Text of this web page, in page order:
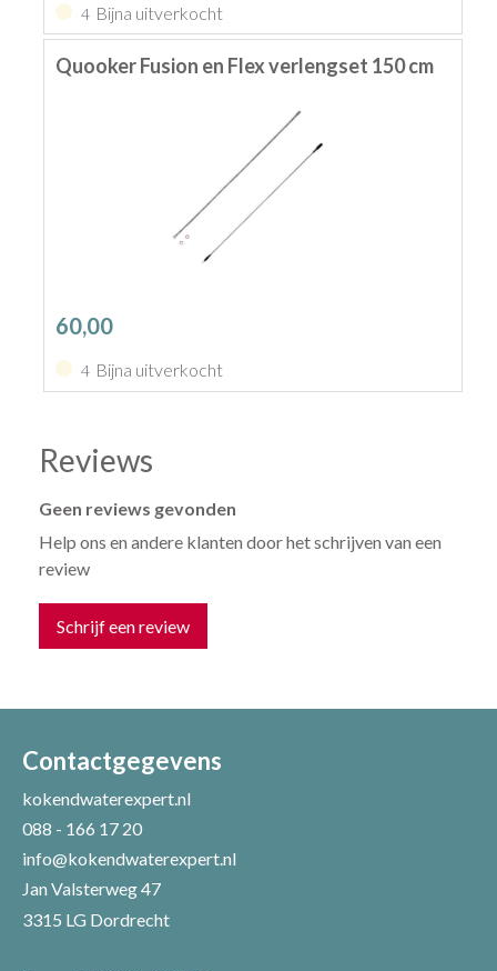
4 Bijna uitverkocht
Quooker Fusion en Flex verlengset 150 cm
60,00
4 Bijna uitverkocht
Reviews
Geen reviews gevonden
Help ons en andere klanten door het schrijven van een
review
Schrijf een review
Uw naam *
Uw recensie *
Contactgegevens
kokendwaterexpert.nl
088 - 166 17 20
info@kokendwaterexpert.nl
Jan Valsterweg 47
3315 LG Dordrecht